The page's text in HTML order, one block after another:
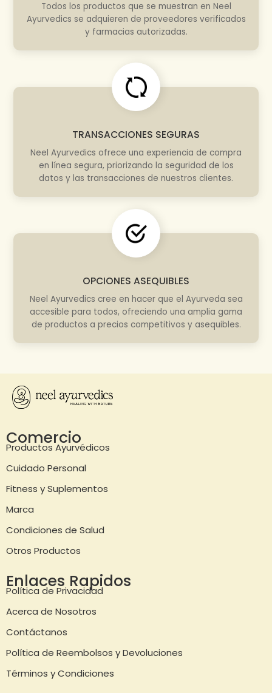
Todos los productos que se muestran en Neel
Ayurvedics se adquieren de proveedores verificados
y farmacias autorizadas.
TRANSACCIONES SEGURAS
Neel Ayurvedics ofrece una experiencia de compra
en línea segura, priorizando la seguridad de los
datos y las transacciones de nuestros clientes.
OPCIONES ASEQUIBLES
Neel Ayurvedics cree en hacer que el Ayurveda sea
accesible para todos, ofreciendo una amplia gama
de productos a precios competitivos y asequibles.
Comercio
Productos Ayurvédicos
Cuidado Personal
Fitness y Suplementos
Marca
Condiciones de Salud
Otros Productos
Enlaces Rapidos
Política de Privacidad
Acerca de Nosotros
Contáctanos
Política de Reembolsos y Devoluciones
Términos y Condiciones